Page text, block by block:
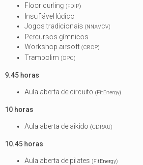
Floor curling (FDIP)
Insuflável lúdico
Jogos tradicionais (NNAVCV)
Percursos gímnicos
Workshop airsoft (CRCP)
Trampolim (CPC)
9.45 horas
Aula aberta de circuito (FitEnergy)
10 horas
Aula aberta de aikido (CDRAU)
10.45 horas
Aula aberta de pilates (FitEnergy)